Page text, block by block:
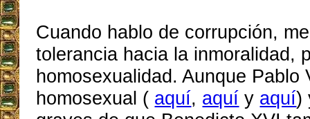
Cuando hablo de corrupción,
tolerancia hacia la inmoralidad,
homosexualidad. Aunque Pablo
homosexual ( aquí, aquí y aquí)